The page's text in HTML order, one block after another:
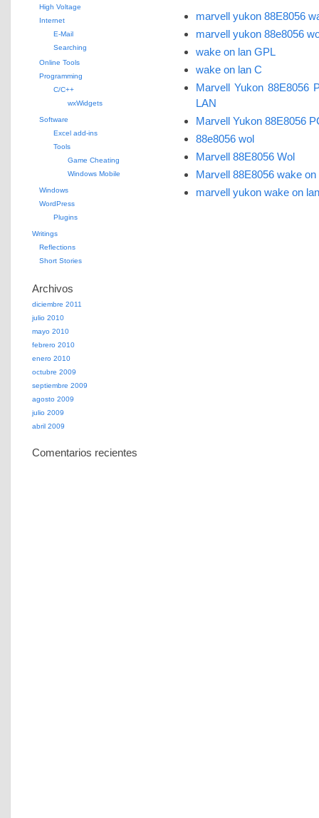
marvell yukon 88E8056
marvell yukon 88e8056
wake on lan GPL
wake on lan C
Marvell Yukon 88E8056
LAN
Marvell Yukon 88E8056
88e8056 wol
Marvell 88E8056 Wol
Marvell 88E8056 wake on
marvell yukon wake on lan
High Voltage
Internet
E-Mail
Searching
Online Tools
Programming
C/C++
wxWidgets
Software
Excel add-ins
Tools
Game Cheating
Windows Mobile
Windows
WordPress
Plugins
Writings
Reflections
Short Stories
Archivos
diciembre 2011
julio 2010
mayo 2010
febrero 2010
enero 2010
octubre 2009
septiembre 2009
agosto 2009
julio 2009
abril 2009
Comentarios recientes